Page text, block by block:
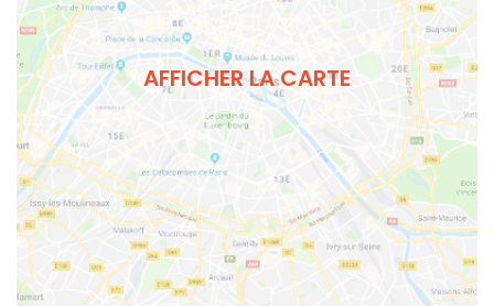
AFFICHER LA CARTE